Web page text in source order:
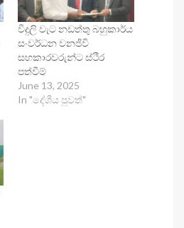
විදුලි වැට නඩත්තු බහුකාර්ය
සංවර්ධන වනජිවි
සහකාරවරුන්ට ස්ථිර
පත්වීම්
June 13, 2025
In "දේශීය පුවත්"